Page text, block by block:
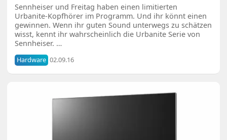
Sennheiser und Freitag haben einen limitierten
Urbanite-Kopfhörer im Programm. Und ihr könnt einen
gewinnen. Wenn ihr guten Sound unterwegs zu schätzen
wisst, kennt ihr wahrscheinlich die Urbanite Serie von
Sennheiser. …
Hardware 02.09.16